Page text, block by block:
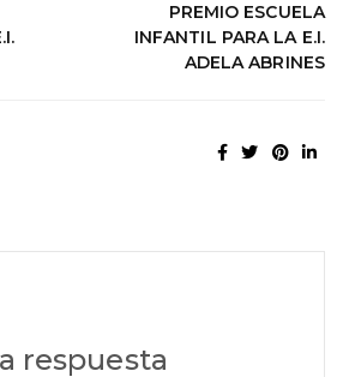
PREMIO ESCUELA
INFANTIL PARA LA E.I.
ADELA ABRINES
respuesta